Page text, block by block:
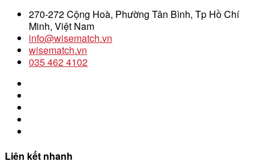
270-272 Cộng Hoà, Phường Tân Bình, Tp Hồ Chí
Minh, Việt Nam
info@wisematch.vn
wisematch.vn
035 462 4102
Liên kết nhanh